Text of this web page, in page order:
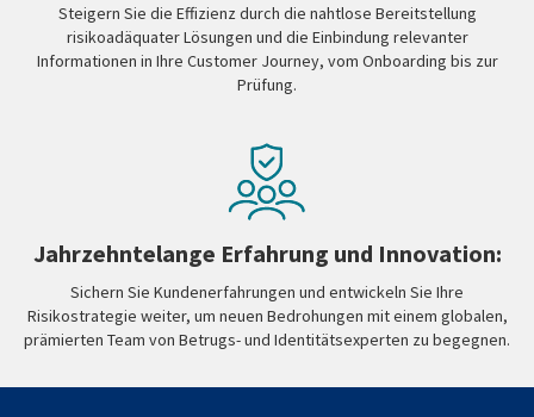
Steigern Sie die Effizienz durch die nahtlose Bereitstellung
risikoadäquater Lösungen und die Einbindung relevanter
Informationen in Ihre Customer Journey, vom Onboarding bis zur
Prüfung.
Jahrzehntelange Erfahrung und Innovation:
Sichern Sie Kundenerfahrungen und entwickeln Sie Ihre
Risikostrategie weiter, um neuen Bedrohungen mit einem globalen,
prämierten Team von Betrugs- und Identitätsexperten zu begegnen.